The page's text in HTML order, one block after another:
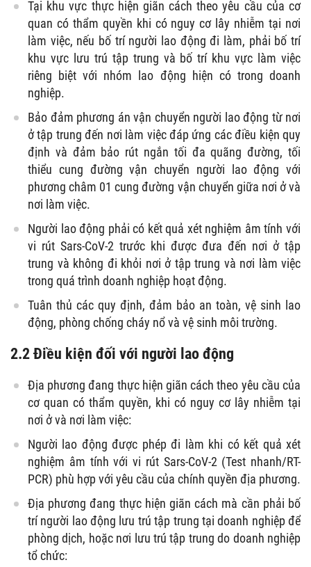
Tại khu vực thực hiện giãn cách theo yêu cầu của cơ
quan có thẩm quyền khi có nguy cơ lây nhiễm tại nơi
làm việc, nếu bố trí người lao động đi làm, phải bố trí
khu vực lưu trú tập trung và bố trí khu vực làm việc
riêng biệt với nhóm lao động hiện có trong doanh
nghiệp.
Bảo đảm phương án vận chuyển người lao động từ nơi
ở tập trung đến nơi làm việc đáp ứng các điều kiện quy
định và đảm bảo rút ngắn tối đa quãng đường, tối
thiểu cung đường vận chuyển người lao động với
phương châm 01 cung đường vận chuyển giữa nơi ở và
nơi làm việc.
Người lao động phải có kết quả xét nghiệm âm tính với
vi rút Sars-CoV-2 trước khi được đưa đến nơi ở tập
trung và không đi khỏi nơi ở tập trung và nơi làm việc
trong quá trình doanh nghiệp hoạt động.
Tuân thủ các quy định, đảm bảo an toàn, vệ sinh lao
động, phòng chống cháy nổ và vệ sinh môi trường.
2.2 Điều kiện đối với người lao động
Địa phương đang thực hiện giãn cách theo yêu cầu của
cơ quan có thẩm quyền, khi có nguy cơ lây nhiễm tại
nơi ở và nơi làm việc:
Người lao động được phép đi làm khi có kết quả xét
nghiệm âm tính với vi rút Sars-CoV-2 (Test nhanh/RT-
PCR) phù hợp với yêu cầu của chính quyền địa phương.
Địa phương đang thực hiện giãn cách mà cần phải bố
trí người lao động lưu trú tập trung tại doanh nghiệp để
phòng dịch, hoặc nơi lưu trú tập trung do doanh nghiệp
tổ chức: